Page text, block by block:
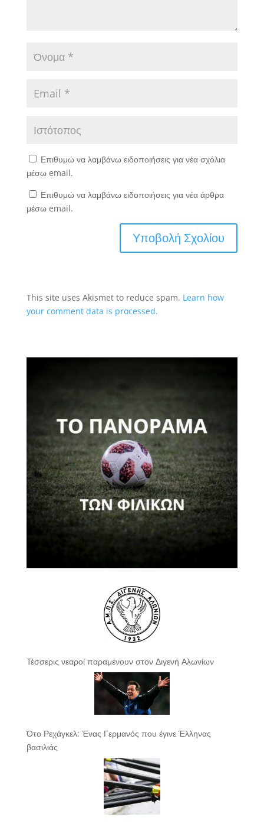
Επιθυμώ να λαμβάνω ειδοποιήσεις για νέα σχόλια
μέσω email.
Επιθυμώ να λαμβάνω ειδοποιήσεις για νέα άρθρα
μέσω email.
This site uses Akismet to reduce spam. Learn how
your comment data is processed.
Τέσσερις νεαροί παραμένουν στον Διγενή Αλωνίων
Ότο Ρεχάγκελ: Ένας Γερμανός που έγινε Έλληνας
βασιλιάς